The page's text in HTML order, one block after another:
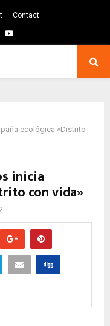
Contact
Youtube
ecológica «Distrito
inicia
con vida»